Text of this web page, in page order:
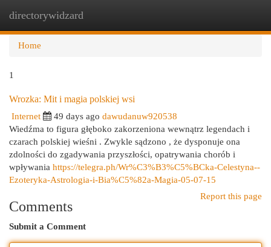
directorywidzard
Home
1
Wrozka: Mit i magia polskiej wsi
Internet 49 days ago dawudanuw920538
Wiedźma to figura głęboko zakorzeniona wewnątrz legendach i
czarach polskiej wieśni . Zwykle sądzono , że dysponuje ona
zdolności do zgadywania przyszłości, opatrywania chorób i
wpływania https://telegra.ph/Wr%C3%B3%C5%BCka-Celestyna--
Ezoteryka-Astrologia-i-Bia%C5%82a-Magia-05-07-15
Report this page
Comments
Submit a Comment